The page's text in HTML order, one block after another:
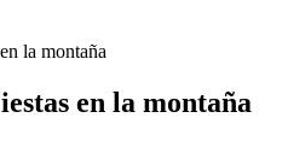
la montaña
en la montaña